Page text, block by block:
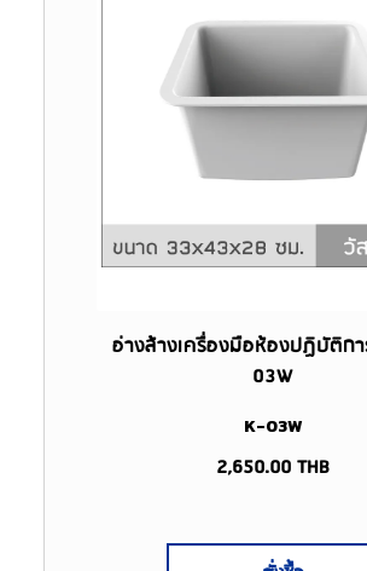
อ่างล้างเครื่องมือห้องปฏิบัติก
03W
K-03W
2,650.00THB